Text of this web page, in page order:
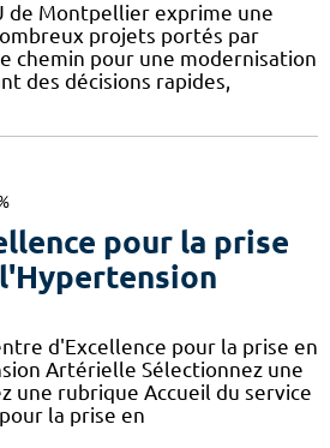
de Montpellier exprime une
projets portés par
chemin pour une modernisation
des décisions rapides,
pour la prise
d'Excellence pour la prise en
Artérielle Sélectionnez une
une rubrique Accueil du service
la prise en